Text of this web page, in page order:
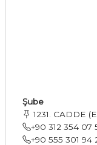
Şube
1231. CADDE
+90 312 354 07
+90 555 301 94